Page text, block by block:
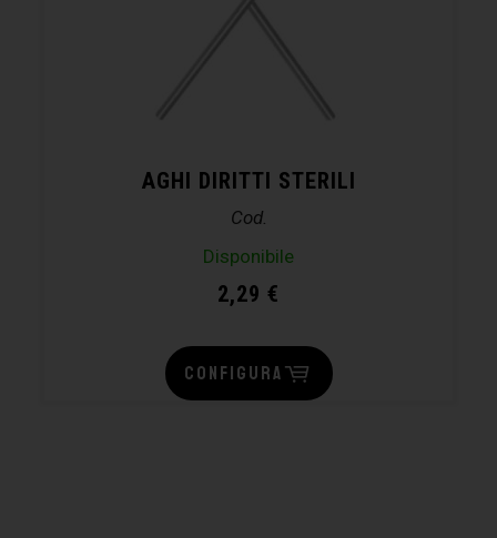
AGHI DIRITTI STERILI
Cod.
Disponibile
2,29 €
CONFIGURA